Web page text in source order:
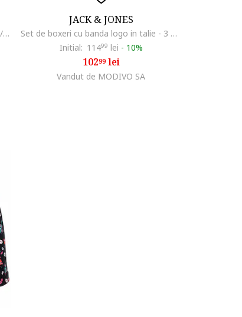
Set de boxeri Damien - 3 perechi, Rosu/Negru
JACK & JONES
Set de boxeri cu banda logo in talie - 3 perechi, Verde/Negru/Maro
Initial: 11499 lei - 10%
10299lei
Vandut de MODIVO SA